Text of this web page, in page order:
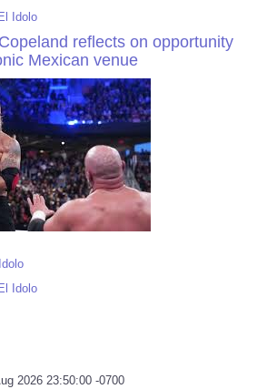
Idolo
reflects on opportunity
Mexican venue
Idolo
2026 23:50:00 -0700